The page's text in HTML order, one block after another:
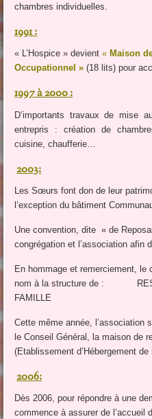
chambres individuelles.
1991 :
« L’Hospice » devient« Maison
Occupationnel »(18 lits) pour
1997 à 2000 :
D’importants travaux de mise
entrepris : création de
cuisine, chaufferie…
2003:
Les Sœurs font don de leur
l’exception du bâtiment
Une convention, dite « de
congrégation et l’association afin
En hommage et remerciement, le
nom à la structure de :
FAMILLE
Cette même année, l’association
le Conseil Général, la maison de
(Etablissement d’Hébergement
2006:
Dès 2006, pour répondre à une
commence à assurer de l’accueil